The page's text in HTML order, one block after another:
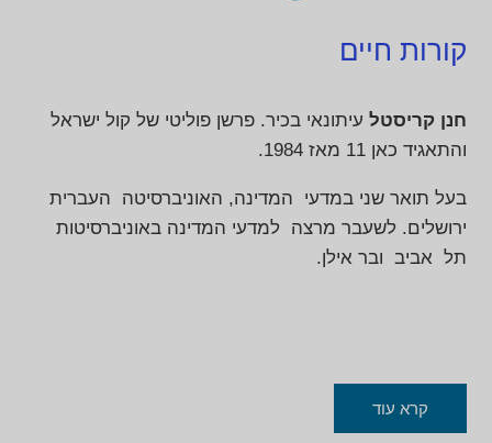
קורות חיים
חנן קריסטל עיתונאי בכיר. פרשן פוליטי של קול ישראל
והתאגיד כאן 11 מאז 1984.
בעל תואר שני במדעי המדינה, האוניברסיטה העברית
ירושלים. לשעבר מרצה למדעי המדינה באוניברסיטות
תל אביב ובר אילן.
קרא עוד